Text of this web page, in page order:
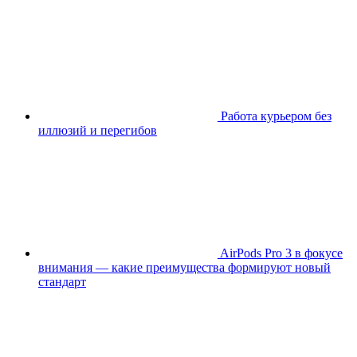
Работа курьером без
иллюзий и перегибов
AirPods Pro 3 в фокусе
внимания — какие преимущества формируют новый
стандарт